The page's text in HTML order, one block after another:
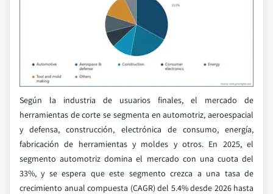
Según la industria de usuarios finales, el mercado de
herramientas de corte se segmenta en automotriz, aeroespacial
y defensa, construcción, electrónica de consumo, energía,
fabricación de herramientas y moldes y otros. En 2025, el
segmento automotriz domina el mercado con una cuota del
33%, y se espera que este segmento crezca a una tasa de
crecimiento anual compuesta (CAGR) del 5.4% desde 2026 hasta